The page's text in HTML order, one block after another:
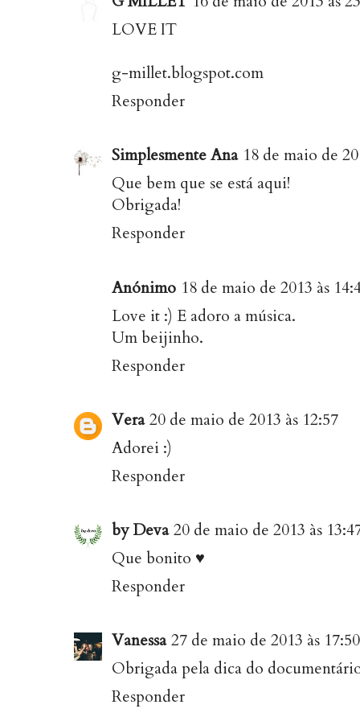
LOVE IT
g-millet.blogspot.com
Responder
Simplesmente Ana 18 de maio de
Que bem que se está aqui!
Obrigada!
Responder
Anónimo 18 de maio de 2013 às
Love it :) E adoro a música.
Um beijinho.
Responder
Vera 20 de maio de 2013 às 12:57
Adorei :)
Responder
by Deva 20 de maio de 2013 às
Que bonito ♥
Responder
Vanessa 27 de maio de 2013 às 17:50
Obrigada pela dica do
Responder